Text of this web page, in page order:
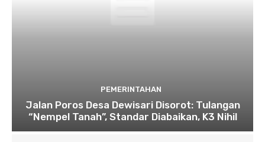
PEMERINTAHAN
Jalan Poros Desa Dewisari Disorot: Tulangan
“Nempel Tanah”, Standar Diabaikan, K3 Nihil